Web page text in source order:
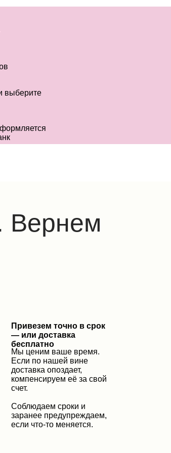
выберите
Вернем
Мы ценим ваше время.
Если по нашей вине
доставка опоздает,
компенсируем её за свой
счет.
Соблюдаем сроки и
заранее предупреждаем,
если что-то меняется.
Привезем точно в срок
— или доставка
бесплатно